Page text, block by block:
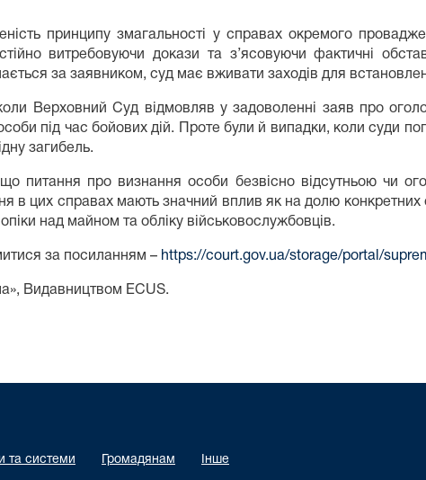
принципу змагальності у справах окремого
витребовуючи докази та з’ясовуючи фактичні
за заявником, суд має вживати заходів для
Верховний Суд відмовляв у задоволенні заяв про
особи під час бойових дій. Проте були й випадки, коли
загибель.
питання про визнання особи безвісно відсутньою чи
в цих справах мають значний вплив як на долю конкретних
над майном та обліку військовослужбовців.
за посиланням – https://court.gov.ua/storage/portal/
Видавництвом ECUS.
та системи Громадянам Інше